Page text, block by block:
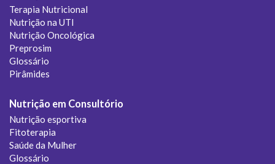
Terapia Nutricional
Nutrição na UTI
Nutrição Oncológica
Preprosim
Glossário
Pirâmides
Nutrição em Consultório
Nutrição esportiva
Fitoterapia
Saúde da Mulher
Glossário